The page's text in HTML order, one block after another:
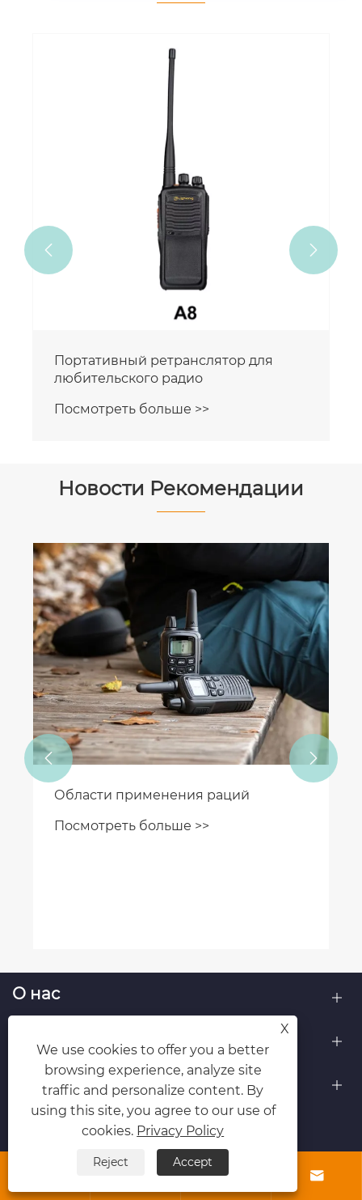
Портативный ретранслятор для
любительского радио
Посмотреть больше >>
 
Новости Рекомендации
Области применения раций
Посмотреть больше >>
 
О нас
Контакты
ПОДПИСЫВАЙТЕСЬ НА НАС
 
X
We use cookies to offer you a better
browsing experience, analyze site
traffic and personalize content. By
using this site, you agree to our use of
cookies. Privacy Policy
Reject Accept